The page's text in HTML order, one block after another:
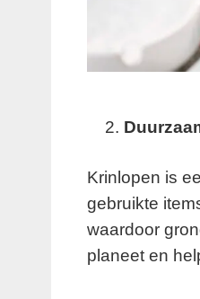
Krinlopen is
gebruikte
waardoor
planeet en